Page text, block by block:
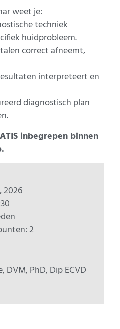
weet je:
techniek
huidprobleem.
correct afneemt,
interpreteert en
diagnostisch plan
inbegrepen binnen
2026
2
DVM, PhD, Dip ECVD